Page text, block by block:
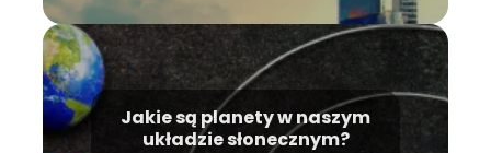
Jakie są planety w naszym
układzie słonecznym?